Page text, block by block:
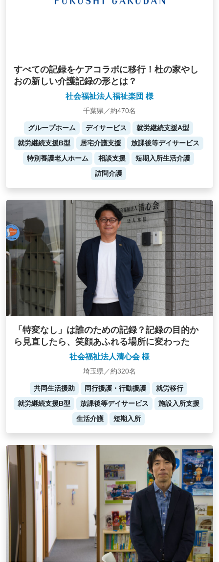
すべての記録をケアコラボに移行！杜の家やし
おの新しい介護記録の形とは？
社会福祉法人福祉楽団 様
千葉県／約470名
グループホーム デイサービス
就労継続支援A型
就労継続支援B型
居宅介護支援
放課後等デイサービス
特別養護老人ホーム
相談支援
短期入所生活介護
訪問介護
「特変なし」は誰のための記録？記録の目的か
ら見直したら、笑顔あふれる場所に変わった
社会福祉法人清心会 様
埼玉県／約320名
共同生活援助 同行援護・行動援護
就労移行
就労継続支援B型
放課後等デイサービス
施設入所支援
生活介護
短期入所